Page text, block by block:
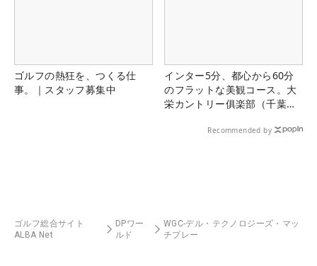
ゴルフの熱狂を、つくる仕
事。｜スタッフ募集中
インター5分、都心から60分
のフラットな美観コース。大
栄カントリー俱楽部（千葉
Recommended by
ゴルフ総合サイト
ALBA Net
DPワー
ルド
WGC-デル・テクノロジーズ・マッ
チプレー